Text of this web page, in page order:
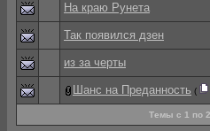
На краю Рунета
Так появился дзен
из за черты
Шанс на Преданность (
Темы с 1 по